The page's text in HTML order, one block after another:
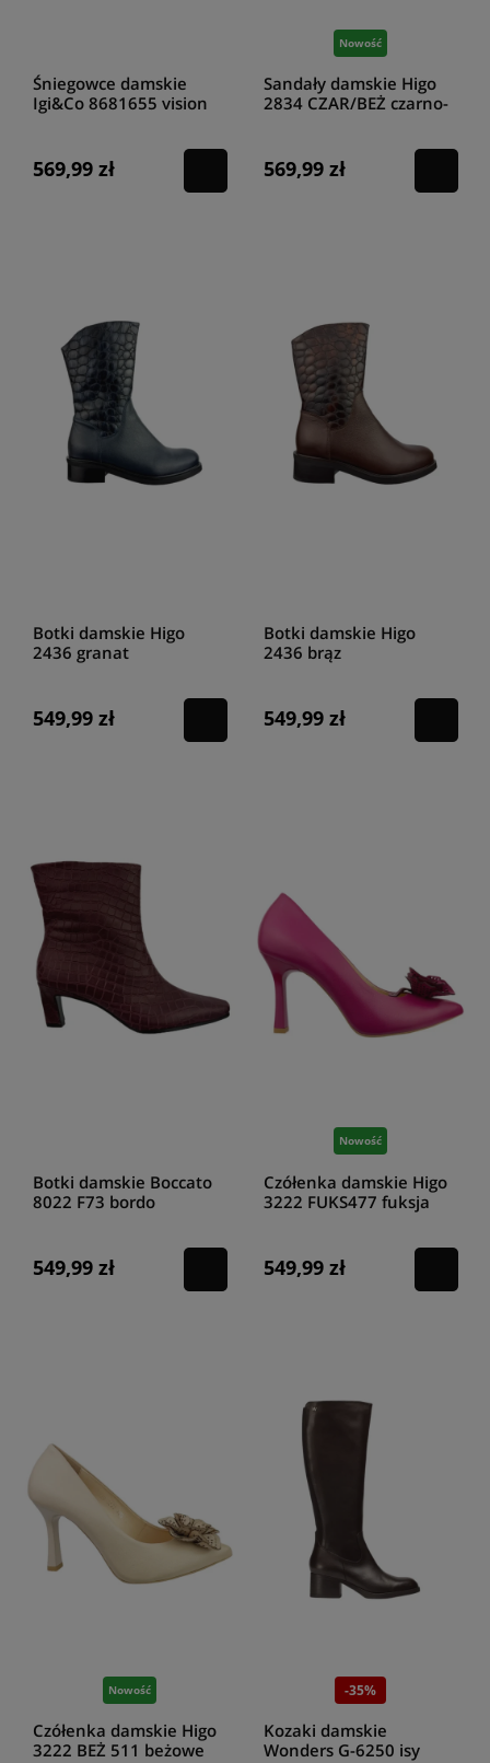
Śniegowce damskie
Igi&Co 8681655 vision
569,99 zł
Nowość
Sandały damskie Higo
2834 CZAR/BEŻ czarno-
569,99 zł
Botki damskie Higo
2436 granat
549,99 zł
Botki damskie Higo
2436 brąz
549,99 zł
Botki damskie Boccato
8022 F73 bordo
549,99 zł
Nowość
Czółenka damskie Higo
3222 FUKS477 fuksja
549,99 zł
Nowość
Czółenka damskie Higo
3222 BEŻ 511 beżowe
-35%
Kozaki damskie
Wonders G-6250 isy